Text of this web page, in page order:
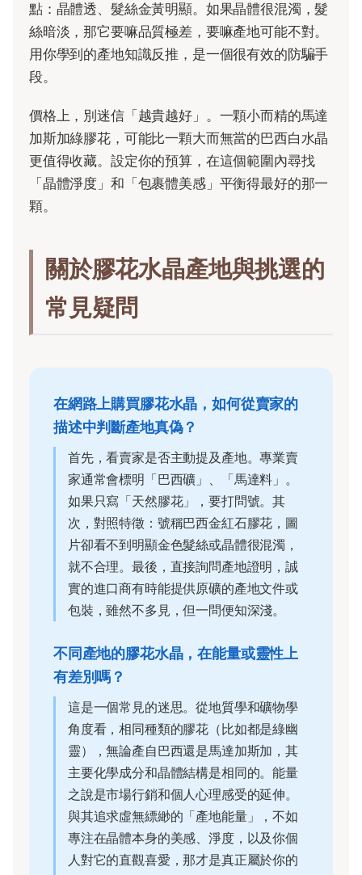
點：晶體透、髮絲金黃明顯。如果晶體很混濁，髮
絲暗淡，那它要嘛品質極差，要嘛產地可能不對。
用你學到的產地知識反推，是一個很有效的防騙手
段。
價格上，別迷信「越貴越好」。一顆小而精的馬達
加斯加綠膠花，可能比一顆大而無當的巴西白水晶
更值得收藏。設定你的預算，在這個範圍內尋找
「晶體淨度」和「包裹體美感」平衡得最好的那一
顆。
關於膠花水晶產地與挑選的
常見疑問
在網路上購買膠花水晶，如何從賣家的
描述中判斷產地真偽？
首先，看賣家是否主動提及產地。專業賣
家通常會標明「巴西礦」、「馬達料」。
如果只寫「天然膠花」，要打問號。其
次，對照特徵：號稱巴西金紅石膠花，圖
片卻看不到明顯金色髮絲或晶體很混濁，
就不合理。最後，直接詢問產地證明，誠
實的進口商有時能提供原礦的產地文件或
包裝，雖然不多見，但一問便知深淺。
不同產地的膠花水晶，在能量或靈性上
有差別嗎？
這是一個常見的迷思。從地質學和礦物學
角度看，相同種類的膠花（比如都是綠幽
靈），無論產自巴西還是馬達加斯加，其
主要化學成分和晶體結構是相同的。能量
之說是市場行銷和個人心理感受的延伸。
與其追求虛無縹緲的「產地能量」，不如
專注在晶體本身的美感、淨度，以及你個
人對它的直觀喜愛，那才是真正屬於你的